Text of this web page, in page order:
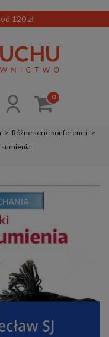
120 zł
0
> Różne serie konferencji >
sumienia